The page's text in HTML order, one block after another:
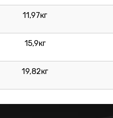
11,97кг
15,9кг
19,82кг